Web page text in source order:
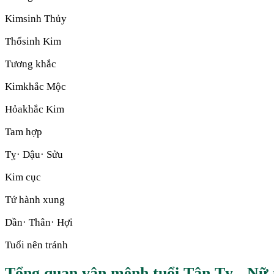
Kimsinh Thủy
Thổsinh Kim
Tương khắc
Kimkhắc Mộc
Hỏakhắc Kim
Tam hợp
Tỵ· Dậu· Sửu
Kim cục
Tứ hành xung
Dần· Thân· Hợi
Tuổi nên tránh